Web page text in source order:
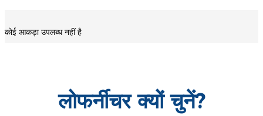
कोई आकड़ा उपलब्ध नहीं है
लोफर्नीचर क्यों चुनें?